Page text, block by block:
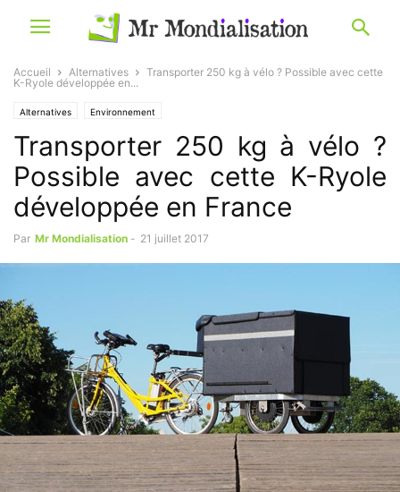
Accueil Alternatives
Transporter 250 kg à vélo ? Possible avec cette
K-Ryole développée en...
Alternatives Environnement
Transporter 250 kg à vélo ?
Possible avec cette K-Ryole
développée en France
Par Mr Mondialisation - 21 juillet 2017